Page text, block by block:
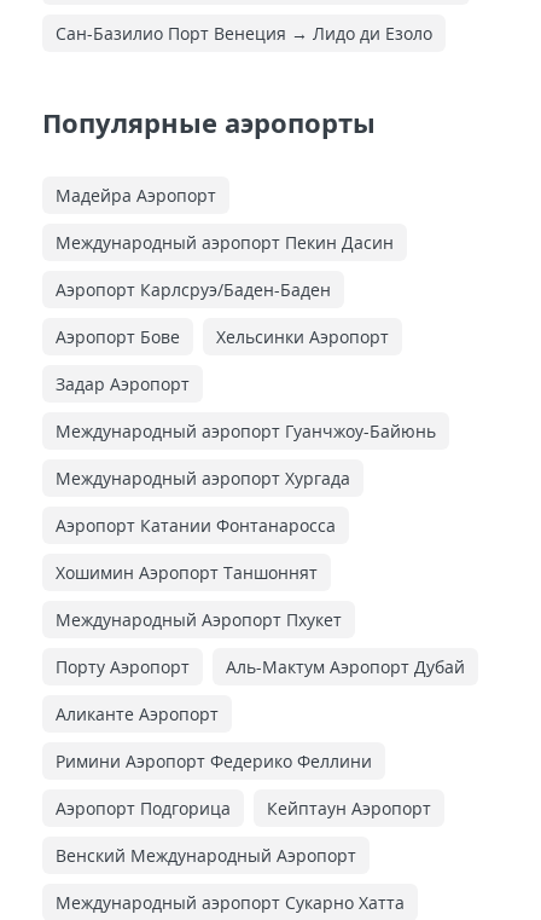
Сан-Базилио Порт Венеция → Лидо ди Езоло
Популярные аэропорты
Мадейра Аэропорт
Международный аэропорт Пекин Дасин
Аэропорт Карлсруэ/Баден-Баден
Аэропорт Бове Хельсинки Аэропорт
Задар Аэропорт
Международный аэропорт Гуанчжоу-Байюнь
Международный аэропорт Хургада
Аэропорт Катании Фонтанаросса
Хошимин Аэропорт Таншоннят
Международный Аэропорт Пхукет
Порту Аэропорт Аль-Мактум Аэропорт Дубай
Аликанте Аэропорт
Римини Аэропорт Федерико Феллини
Аэропорт Подгорица Кейптаун Аэропорт
Венский Международный Аэропорт
Международный аэропорт Сукарно Хатта